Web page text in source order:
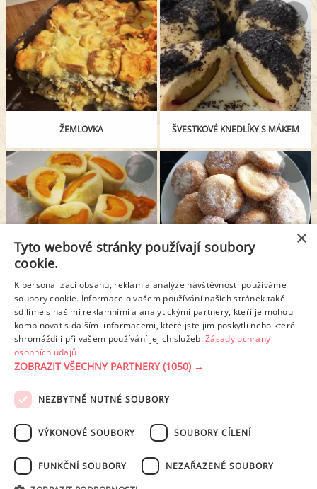
ŽEMLOVKA ŠVESTKOVÉ KNEDLÍKY S MÁKEM
TVAROHOVÉ KNEDLÍKY S MERUŇKAMI TVAROHOVÉ VDOLEČKY V CUKRU
1 2 3 4 Další stránka >
PODMÍNKY UŽITÍ ZÁSADY OCHRANY OSOBNÍCH ÚDAJŮ
NASTAVENÍ COOKIES
×
Tyto webové stránky používají soubory
cookie.
K personalizaci obsahu, reklam a analýze návštěvnosti používáme
soubory cookie. Informace o vašem používání našich stránek také
sdílíme s našimi reklamními a analytickými partnery, kteří je mohou
kombinovat s dalšími informacemi, které jste jim poskytli nebo které
shromáždili při vašem používání jejich služeb.Zásady ochrany
osobních údajů
ZOBRAZIT VŠECHNY PARTNERY(1050) →
NEZBYTNĚ NUTNÉ SOUBORY
VÝKONOVÉ SOUBORY SOUBORY CÍLENÍ
FUNKČNÍ SOUBORY NEZAŘAZENÉ SOUBORY